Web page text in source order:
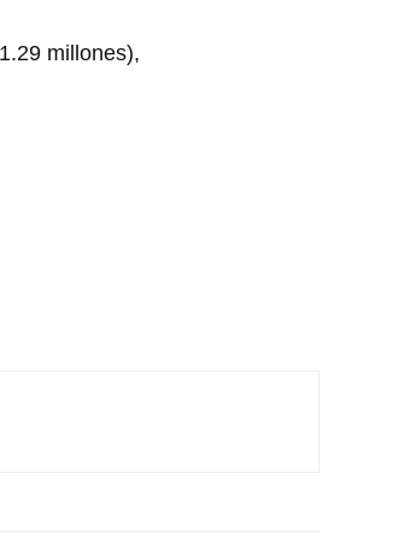
millones),